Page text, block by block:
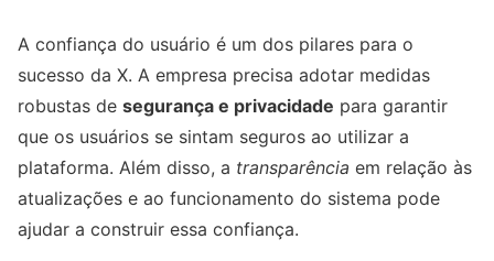
A confiança do usuário é um dos pilares para o
sucesso da X. A empresa precisa adotar medidas
robustas de segurança e privacidade para garantir
que os usuários se sintam seguros ao utilizar a
plataforma. Além disso, a transparência em relação às
atualizações e ao funcionamento do sistema pode
ajudar a construir essa confiança.